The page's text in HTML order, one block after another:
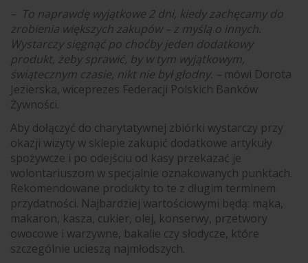
– To naprawdę wyjątkowe 2 dni, kiedy zachęcamy do
zrobienia większych zakupów – z myślą o innych.
Wystarczy sięgnąć po choćby jeden dodatkowy
produkt, żeby sprawić, by w tym wyjątkowym,
świątecznym czasie, nikt nie był głodny. – mówi Dorota
Jezierska, wiceprezes Federacji Polskich Banków
Żywności.
Aby dołączyć do charytatywnej zbiórki wystarczy przy
okazji wizyty w sklepie zakupić dodatkowe artykuły
spożywcze i po odejściu od kasy przekazać je
wolontariuszom w specjalnie oznakowanych punktach.
Rekomendowane produkty to te z długim terminem
przydatności. Najbardziej wartościowymi będą: mąka,
makaron, kasza, cukier, olej, konserwy, przetwory
owocowe i warzywne, bakalie czy słodycze, które
szczególnie ucieszą najmłodszych.